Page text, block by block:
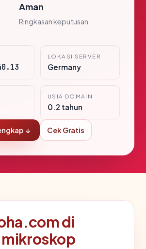
Aman
Ringkasan keputusan
LOKASI SERVER
Germany
USIA DOMAIN
0.2 tahun
↓ Cek Gratis
di
mikroskop